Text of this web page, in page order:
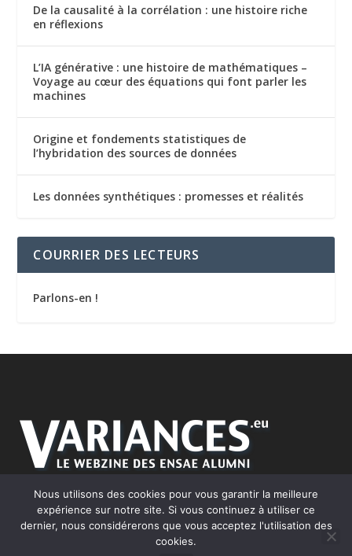
De la causalité à la corrélation : une histoire riche
en réflexions
L’IA générative : une histoire de mathématiques –
Voyage au cœur des équations qui font parler les
machines
Origine et fondements statistiques de
l’hybridation des sources de données
Les données synthétiques : promesses et réalités
COURRIER DES LECTEURS
Parlons-en !
Nous utilisons des cookies pour vous garantir la meilleure
expérience sur notre site. Si vous continuez à utiliser ce
dernier, nous considérerons que vous acceptez l'utilisation des
cookies.